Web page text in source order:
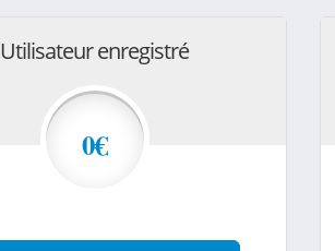
Utilisateur enregistré
0€